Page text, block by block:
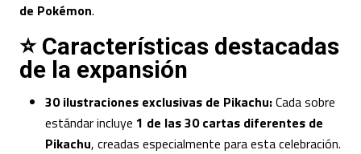
de Pokémon.
⭐ Características destacadas
de la expansión
30 ilustraciones exclusivas de Pikachu:Cada sobre
estándar incluye 1 de las 30 cartas diferentes de
Pikachu, creadas especialmente para esta celebración.